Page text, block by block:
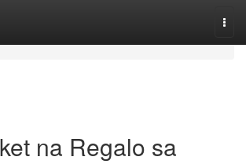
na Regalo sa